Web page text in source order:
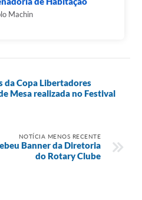
Machin
da Copa Libertadores
Mesa realizada no Festival
NOTÍCIA MENOS RECENTE
Banner da Diretoria
do Rotary Clube